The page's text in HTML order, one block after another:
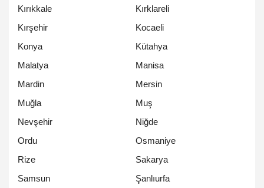
Kırıkkale
Kırklareli
Kırşehir
Kocaeli
Konya
Kütahya
Malatya
Manisa
Mardin
Mersin
Muğla
Muş
Nevşehir
Niğde
Ordu
Osmaniye
Rize
Sakarya
Samsun
Şanlıurfa